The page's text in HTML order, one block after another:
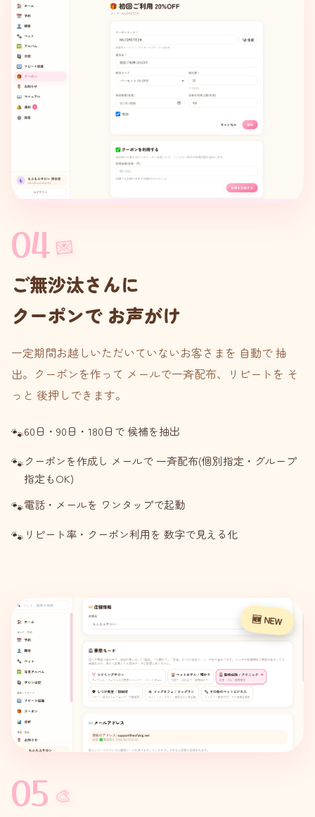
04 💌
ご無沙汰さんに
クーポンで お声がけ
一定期間お越しいただいていないお客さまを 自動で 抽
出。クーポンを作って メールで一斉配布、リピートを そ
っと 後押しできます。
60日・90日・180日で 候補を抽出
クーポンを作成し メールで 一斉配布(個別指定・グループ
指定もOK)
電話・メールを ワンタップで起動
リピート率・クーポン利用を 数字で見える化
✂️ 🏨 🏥
🎓 ☕ 🐾
🆕 NEW
05 🎨